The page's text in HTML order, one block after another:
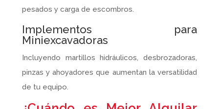
pesados y carga de escombros.
Implementos para
Miniexcavadoras
Incluyendo martillos hidráulicos, desbrozadoras,
pinzas y ahoyadores que aumentan la versatilidad
de tu equipo.